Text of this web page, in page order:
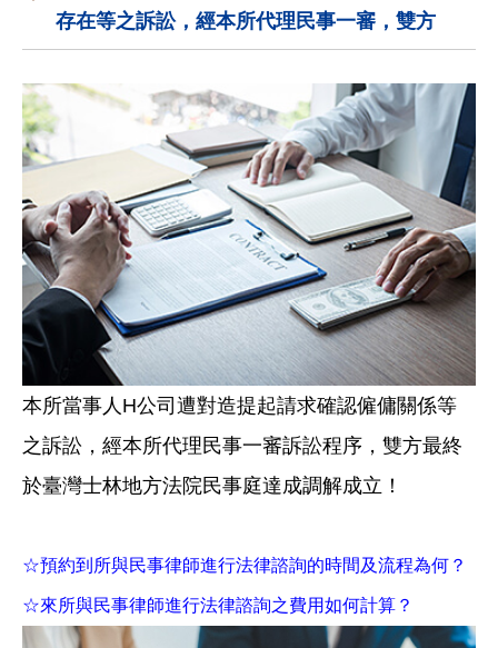
存在等之訴訟，經本所代理民事一審，雙方
本所當事人H公司遭對造提起請求確認僱傭關係等
之訴訟，經本所代理民事一審訴訟程序，雙方最終
於臺灣士林地方法院民事庭達成調解成立！
☆預約到所與民事律師進行法律諮詢的時間及流程為何？
☆來所與民事律師進行法律諮詢之費用如何計算？